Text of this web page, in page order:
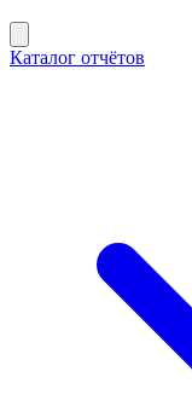
Каталог отчётов